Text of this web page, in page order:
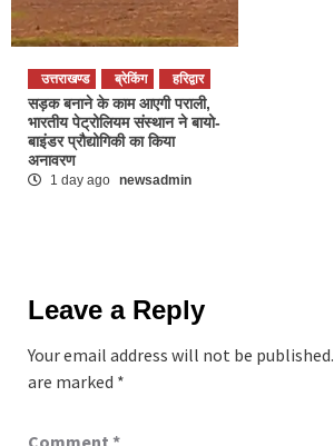
उत्तराखण्ड ब्रेकिंग हरिद्वार
सड़क बनाने के काम आएगी पराली,
भारतीय पेट्रोलियम संस्थान ने बायो-
बाइंडर प्रौद्योगिकी का किया
अनावरण
1 day ago newsadmin
Leave a Reply
Your email address will not be published.
are marked *